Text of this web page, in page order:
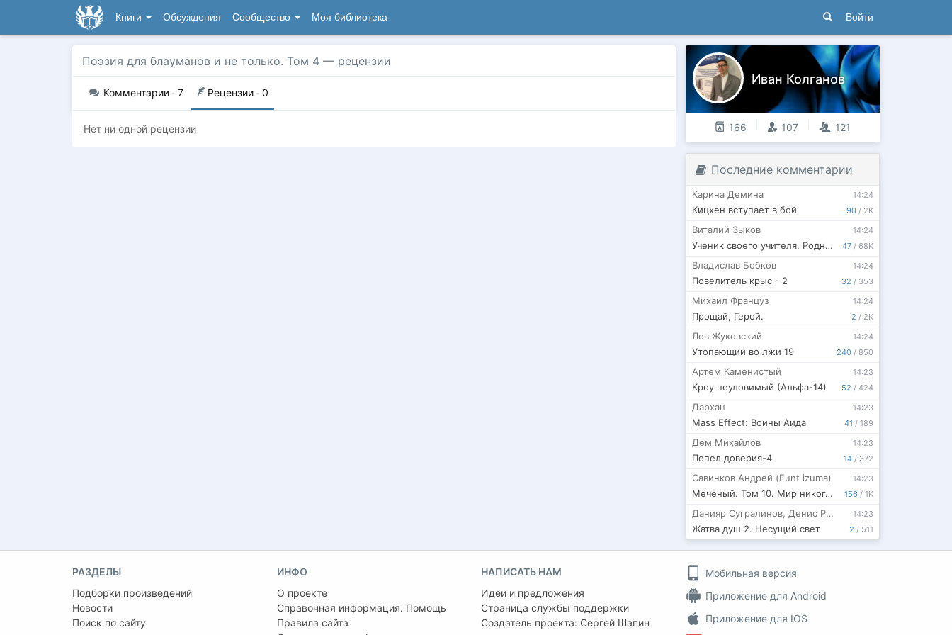
Книги Обсуждения Сообщество Моя библиотека Войти
Поэзия для блауманов и не только. Том 4 — рецензии
Комментарии · 7 Рецензии · 0
Нет ни одной рецензии
Иван Колганов
166 107 121
Последние комментарии
90 / 2K
14:24
Карина Демина
Кицхен вступает в бой
47 / 68K
14:24
Виталий Зыков
Ученик своего учителя. Родная гавань
32 / 353
14:24
Владислав Бобков
Повелитель крыс - 2
2 / 2K
14:24
Михаил Француз
Прощай, Герой.
240 / 850
14:24
Лев Жуковский
Утопающий во лжи 19
52 / 424
14:23
Артем Каменистый
Кроу неуловимый (Альфа-14)
41 / 189
14:23
Дархан
Mass Effect: Воины Аида
14 / 372
14:23
Дем Михайлов
Пепел доверия-4
156 / 1K
14:23
Савинков Андрей (Funt izuma)
Меченый. Том 10. Мир никогда не будет прежним
2 / 511
14:23
Данияр Сугралинов, Денис Ратманов
Жатва душ 2. Несущий свет
РАЗДЕЛЫ
Подборки произведений
Новости
Поиск по сайту
ИНФО
О проекте
Справочная информация. Помощь
Правила сайта
НАПИСАТЬ НАМ
Идеи и предложения
Страница службы поддержки
Создатель проекта: Сергей Шапин
Мобильная версия
Приложение для Android
Приложение для IOS